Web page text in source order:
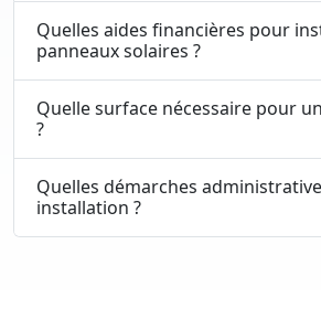
Quelles aides financières pour
panneaux solaires ?
Quelle surface nécessaire pour
?
Quelles démarches
installation ?